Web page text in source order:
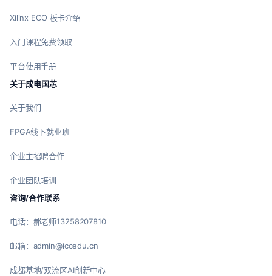
Xilinx ECO 板卡介绍
入门课程免费领取
平台使用手册
关于成电国芯
关于我们
FPGA线下就业班
企业主招聘合作
企业团队培训
咨询/合作联系
电话：郝老师13258207810
邮箱：admin@iccedu.cn
成都基地/双流区AI创新中心